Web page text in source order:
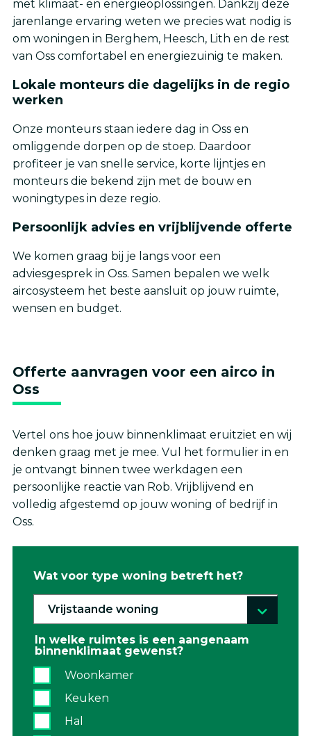
met klimaat- en energieoplossingen. Dankzij deze
jarenlange ervaring weten we precies wat nodig is
om woningen in Berghem, Heesch, Lith en de rest
van Oss comfortabel en energiezuinig te maken.
Lokale monteurs die dagelijks in de regio
werken
Onze monteurs staan iedere dag in Oss en
omliggende dorpen op de stoep. Daardoor
profiteer je van snelle service, korte lijntjes en
monteurs die bekend zijn met de bouw en
woningtypes in deze regio.
Persoonlijk advies en vrijblijvende offerte
We komen graag bij je langs voor een
adviesgesprek in Oss. Samen bepalen we welk
aircosysteem het beste aansluit op jouw ruimte,
wensen en budget.
Offerte aanvragen voor een airco in
Oss
Vertel ons hoe jouw binnenklimaat eruitziet en wij
denken graag met je mee. Vul het formulier in en
je ontvangt binnen twee werkdagen een
persoonlijke reactie van Rob. Vrijblijvend en
volledig afgestemd op jouw woning of bedrijf in
Oss.
Wat voor type woning betreft het?
In welke ruimtes is een aangenaam
binnenklimaat gewenst?
Woonkamer
Keuken
Hal